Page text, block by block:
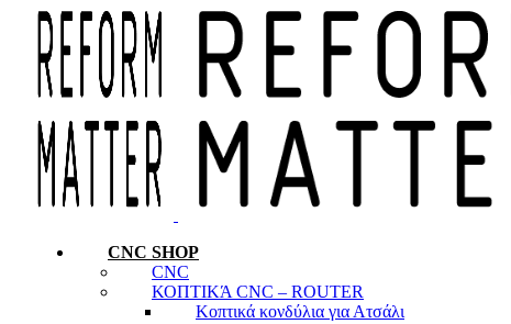
CNC SHOP
CNC
ΚΟΠΤΙΚΆ CNC – ROUTER
Κοπτικά κονδύλια για Ατσάλι